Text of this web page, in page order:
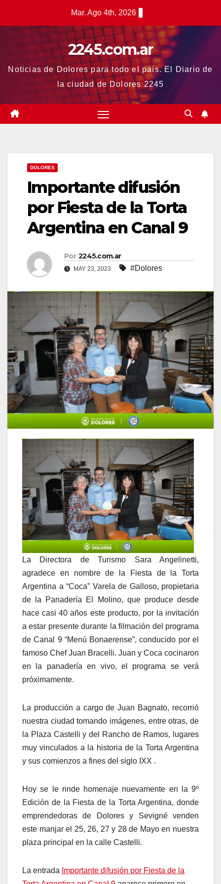
Mar. Ago 4th, 2026
2245.com.ar
Noticias de Dolores para todo el país. El Diario de
la ciudad de Dolores 2245
DOLORES
Importante difusión
por Fiesta de la Torta
Argentina en Canal 9
Por 2245.com.ar
MAY 23, 2023 #Dolores
La Directora de Turismo Sara Angelinetti,
agradece en nombre de la Fiesta de la Torta
Argentina a “Coca” Varela de Galloso, propietaria
de la Panadería El Molino, que produce desde
hace casi 40 años este producto, por la invitación
a estar presente durante la filmación del programa
de Canal 9 “Menú Bonaerense”, conducido por el
famoso Chef Juan Bracelli. Juan y Coca cocinaron
en la panadería en vivo, el programa se verá
próximamente.
La producción a cargo de Juan Bagnato, recorrió
nuestra ciudad tomando imágenes, entre otras, de
la Plaza Castelli y del Rancho de Ramos, lugares
muy vinculados a la historia de la Torta Argentina
y sus comienzos a fines del siglo IXX .
Hoy se le rinde homenaje nuevamente en la 9º
Edición de la Fiesta de la Torta Argentina, donde
emprendedoras de Dolores y Sevigné venden
este manjar el 25, 26, 27 y 28 de Mayo en nuestra
plaza principal en la calle Castelli.
La entrada Importante difusión por Fiesta de la